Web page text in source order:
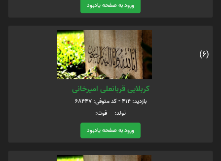
ورود به صفحه یادبود
(6)
کربلایی قربانعلی امیرخانی
بازدید: 414 - کد متوفی: 68447
تولد: فوت:
ورود به صفحه یادبود